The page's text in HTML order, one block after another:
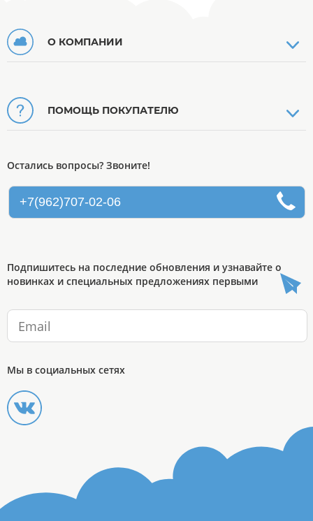
О КОМПАНИИ
ПОМОЩЬ ПОКУПАТЕЛЮ
Остались вопросы? Звоните!
+7(962)707-02-06
Подпишитесь на последние обновления и узнавайте о
новинках и специальных предложениях первыми
Мы в социальных сетях